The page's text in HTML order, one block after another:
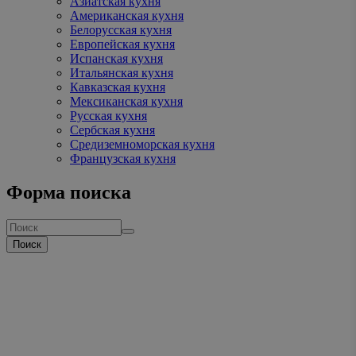
Американская кухня
Белорусская кухня
Европейская кухня
Испанская кухня
Итальянская кухня
Кавказская кухня
Мексиканская кухня
Русская кухня
Сербская кухня
Средиземноморская кухня
Французская кухня
Форма поиска
Поиск